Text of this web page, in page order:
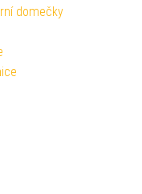
domečky